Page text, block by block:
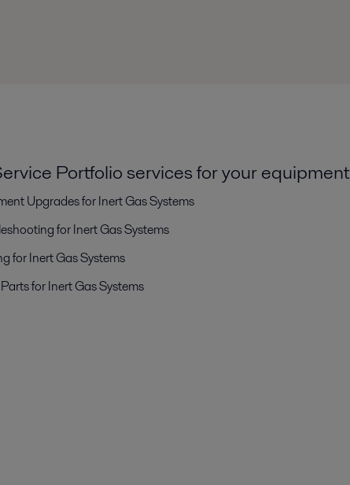
Portfolio services for your equipment
Upgrades for Inert Gas Systems
for Inert Gas Systems
for Inert Gas Systems
for Inert Gas Systems